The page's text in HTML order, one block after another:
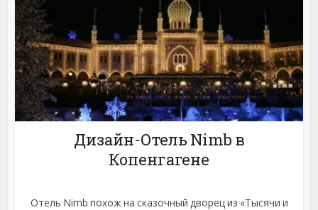
Дизайн-Отель Nimb в
Копенгагене
Отель Nimb похож на сказочный дворец из «Тысячи и